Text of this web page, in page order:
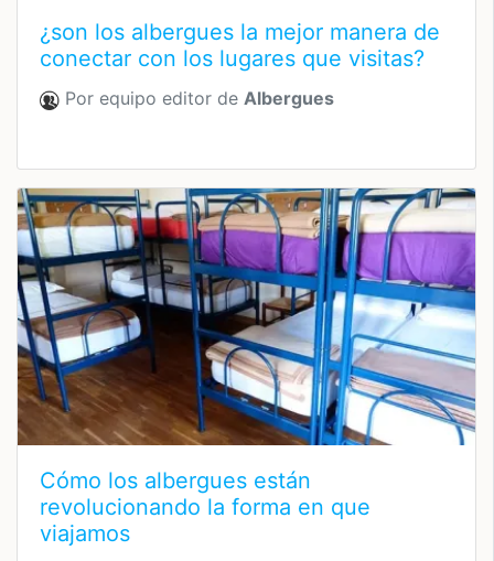
¿son los albergues la mejor manera de
conectar con los lugares que visitas?
Por equipo editor de Albergues
Cómo los albergues están
revolucionando la forma en que
viajamos